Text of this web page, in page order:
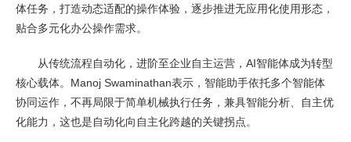
体任务，打造动态适配的操作体验，逐步推进无应用化使用形态，
贴合多元化办公操作需求。
从传统流程自动化，进阶至企业自主运营，AI智能体成为转型
核心载体。Manoj Swaminathan表示，智能助手依托多个智能体
协同运作，不再局限于简单机械执行任务，兼具智能分析、自主优
化能力，这也是自动化向自主化跨越的关键拐点。